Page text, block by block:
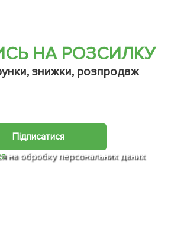
НА РОЗСИЛКУ
знижки, розпродаж
Підписатися
на обробку персональних даних